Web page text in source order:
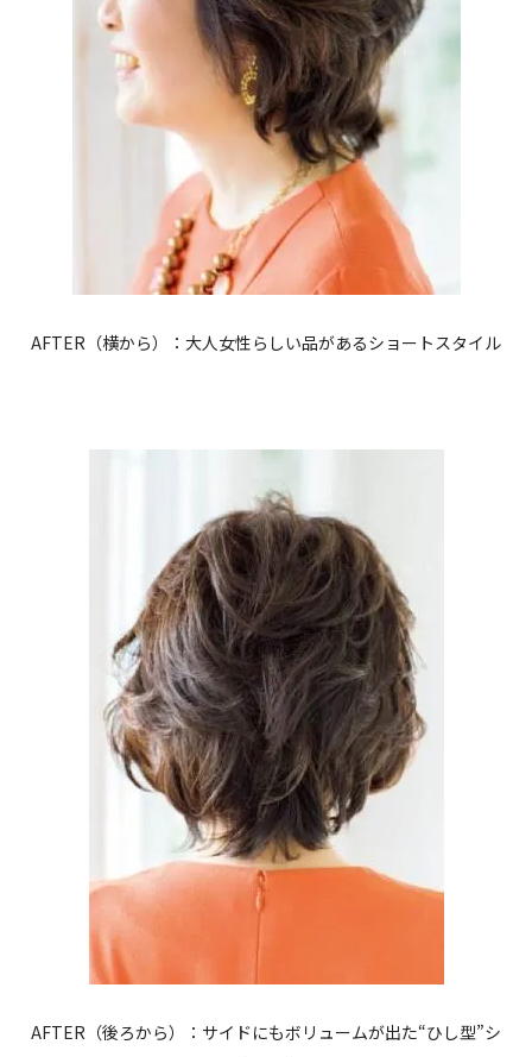
AFTER（横から）：大人女性らしい品があるショートスタイル
AFTER（後ろから）：サイドにもボリュームが出た“ひし型”シ